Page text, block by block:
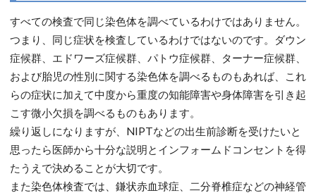
すべての検査で同じ染色体を調べているわけではありません。
つまり、同じ症状を検査しているわけではないのです。ダウン
症候群、エドワーズ症候群、パトウ症候群、ターナー症候群、
および胎児の性別に関する染色体を調べるものもあれば、これ
らの症状に加えて中度から重度の知能障害や身体障害を引き起
こす微小欠損を調べるものもあります。
繰り返しになりますが、NIPTなどの出生前診断を受けたいと
思ったら医師から十分な説明とインフォームドコンセントを得
たうえで決めることが大切です。
また染色体検査では、鎌状赤血球症、二分脊椎症などの神経管